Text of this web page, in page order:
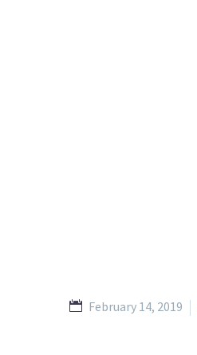
February 14, 2019